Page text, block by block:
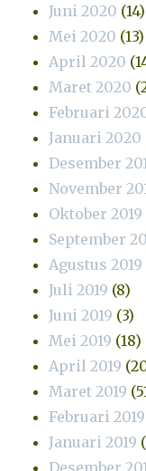
Juni 2020 (14)
Mei 2020 (13)
April 2020
Maret 2020
Februari
Januari 2020
Desember
November
Oktober 2019
September
Agustus 2019
Juli 2019 (8)
Juni 2019 (3)
Mei 2019 (18)
April 2019
Maret 2019
Februari 2019
Januari 2019
Desember